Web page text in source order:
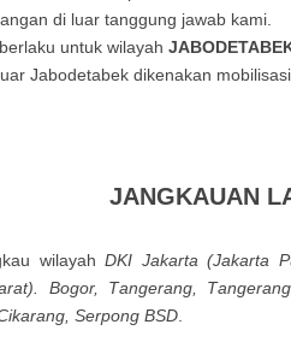
di luar tanggung jawab kami.
untuk wilayah
Jabodetabek dikenakan
JANGKAUAN
wіlауаhDΚІ Јаkаrtа (Јаkаrtа
Воgоr, Таngеrаng,
Ѕеrроng ВЅD.